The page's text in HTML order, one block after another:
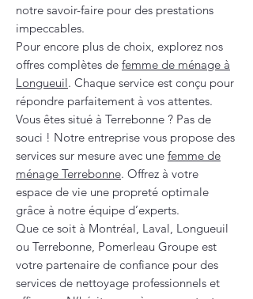
notre savoir-faire pour des prestations
impeccables.
Pour encore plus de choix, explorez nos
offres complètes de femme de ménage à
Longueuil. Chaque service est conçu pour
répondre parfaitement à vos attentes.
Vous êtes situé à Terrebonne ? Pas de
souci ! Notre entreprise vous propose des
services sur mesure avec une femme de
ménage Terrebonne. Offrez à votre
espace de vie une propreté optimale
grâce à notre équipe d’experts.
Que ce soit à Montréal, Laval, Longueuil
ou Terrebonne, Pomerleau Groupe est
votre partenaire de confiance pour des
services de nettoyage professionnels et